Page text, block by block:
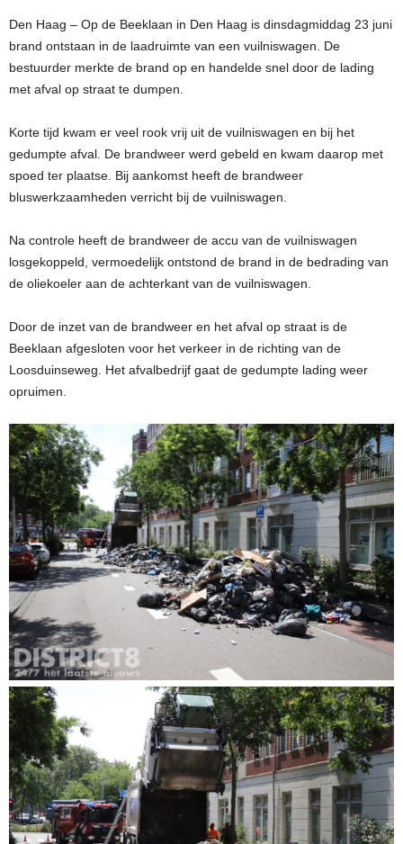
Den Haag – Op de Beeklaan in Den Haag is dinsdagmiddag 23 juni
brand ontstaan in de laadruimte van een vuilniswagen. De
bestuurder merkte de brand op en handelde snel door de lading
met afval op straat te dumpen.
Korte tijd kwam er veel rook vrij uit de vuilniswagen en bij het
gedumpte afval. De brandweer werd gebeld en kwam daarop met
spoed ter plaatse. Bij aankomst heeft de brandweer
bluswerkzaamheden verricht bij de vuilniswagen.
Na controle heeft de brandweer de accu van de vuilniswagen
losgekoppeld, vermoedelijk ontstond de brand in de bedrading van
de oliekoeler aan de achterkant van de vuilniswagen.
Door de inzet van de brandweer en het afval op straat is de
Beeklaan afgesloten voor het verkeer in de richting van de
Loosduinseweg. Het afvalbedrijf gaat de gedumpte lading weer
opruimen.